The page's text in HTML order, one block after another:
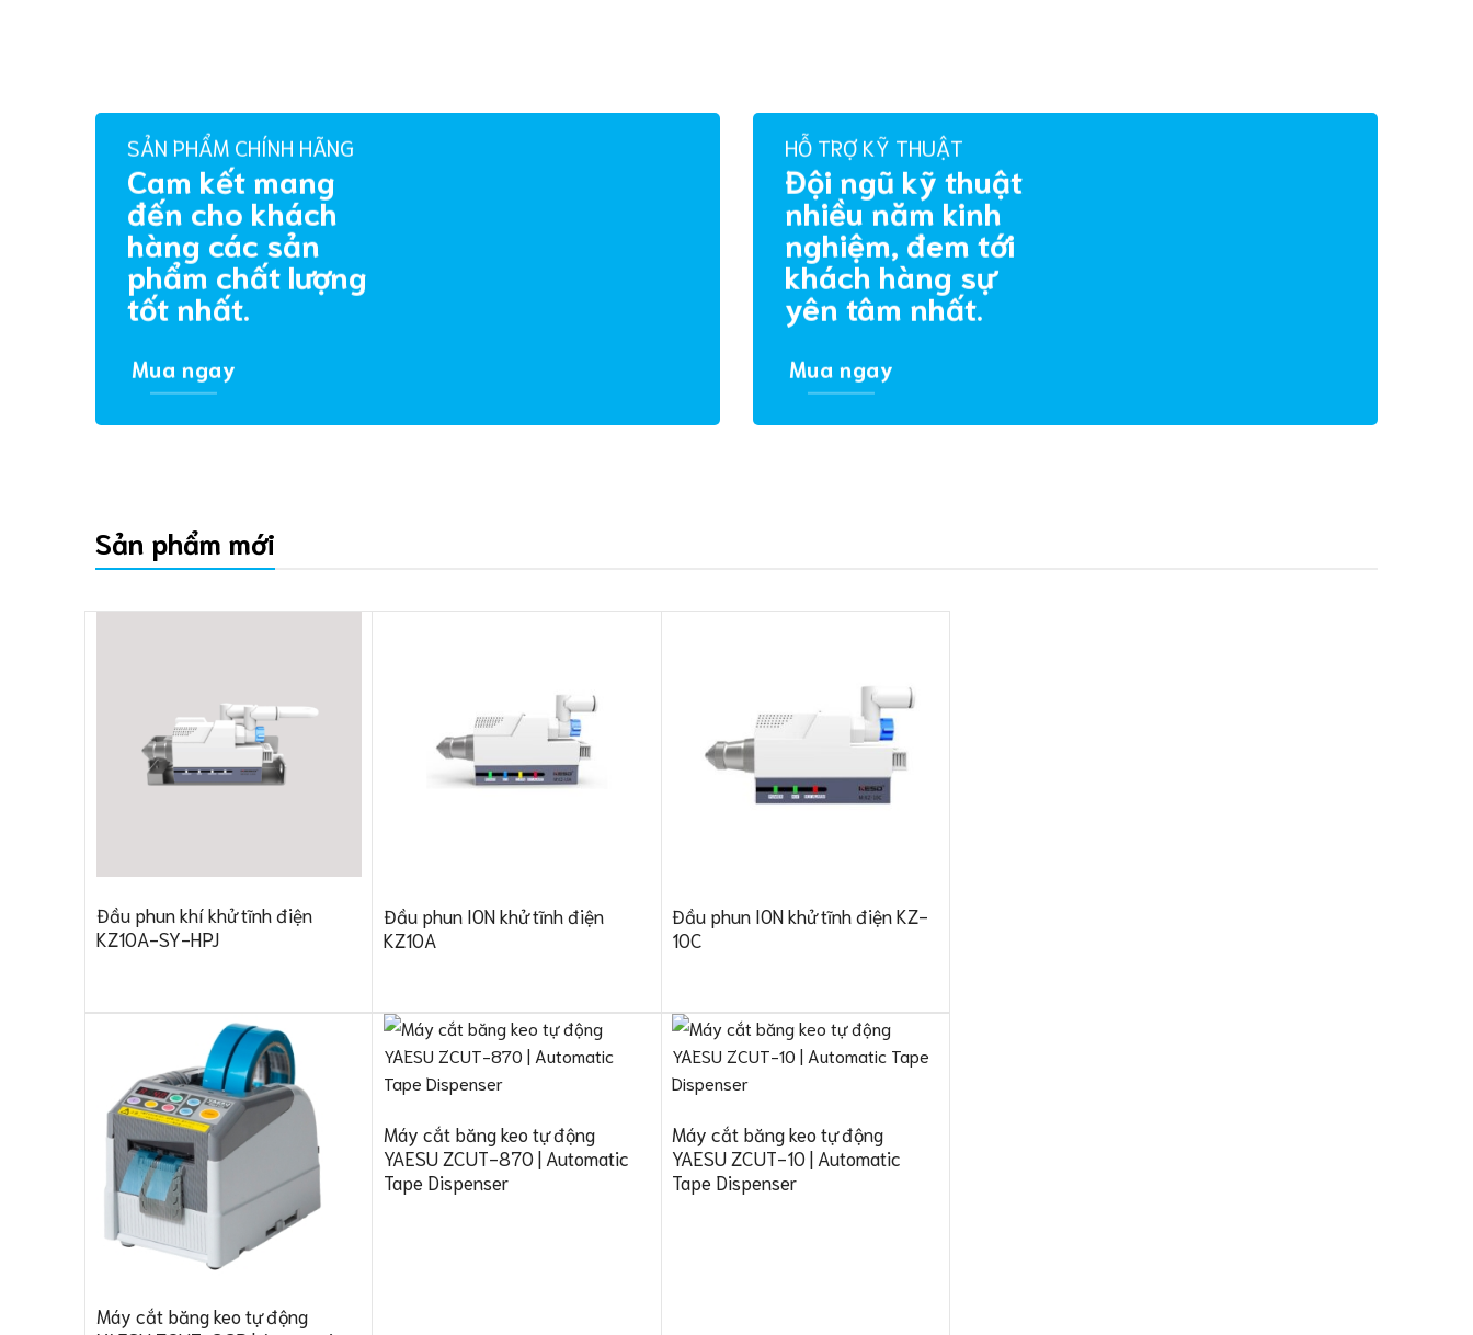
SẢN PHẨM CHÍNH HÃNG
Cam kết mang
đến cho khách
hàng các sản
phẩm chất lượng
tốt nhất.
Mua ngay
HỖ TRỢ KỸ THUẬT
Đội ngũ kỹ thuật
nhiều năm kinh
nghiệm, đem tới
khách hàng sự
yên tâm nhất.
Mua ngay
Sản phẩm mới
Đầu phun khí khử tĩnh điện
KZ10A-SY-HPJ
Đầu phun ION khử tĩnh điện
KZ10A
Đầu phun ION khử tĩnh điện KZ-
10C
Máy cắt băng keo tự động
Máy cắt băng keo tự động
YAESU ZCUT-870 | Automatic
Tape Dispenser
Máy cắt băng keo tự động
YAESU ZCUT-10 | Automatic
Tape Dispenser